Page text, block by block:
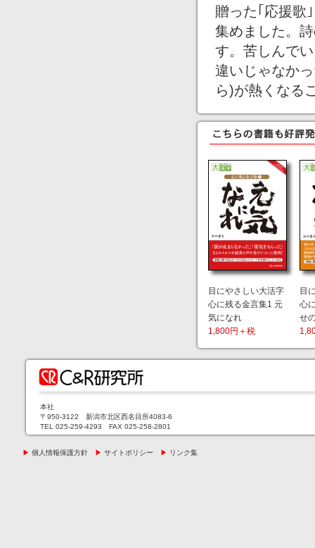
贈った｢応援歌
集めました。
す。苦しんで
違いじゃなか
ら)が熱くなる
目にやさしい大活字
心に残る金言集1 元
気になれ
1,800円＋税
目
心
せ
本社
〒950-3122 新潟市北区西名目所4083-6
TEL 025-259-4293 FAX 025-258-2801
▶ 個人情報保護方針 ▶ サイトポリシー ▶ リンク集